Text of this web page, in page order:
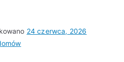
24 czerwca, 2026